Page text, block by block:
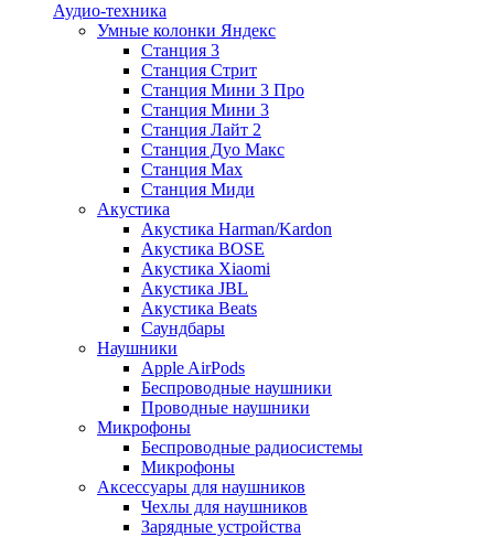
Аудио-техника
Умные колонки Яндекс
Станция 3
Станция Стрит
Станция Мини 3 Про
Станция Мини 3
Станция Лайт 2
Станция Дуо Макс
Станция Max
Станция Миди
Акустика
Акустика Harman/Kardon
Акустика BOSE
Акустика Xiaomi
Акустика JBL
Акустика Beats
Саундбары
Наушники
Apple AirPods
Беспроводные наушники
Проводные наушники
Микрофоны
Беспроводные радиосистемы
Микрофоны
Аксессуары для наушников
Чехлы для наушников
Зарядные устройства